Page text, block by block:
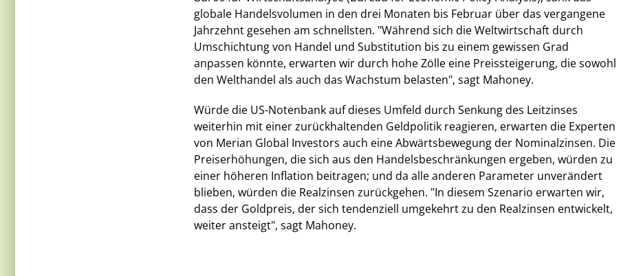
globale Handelsvolumen in den drei Monaten bis Februar über das vergangene
Jahrzehnt gesehen am schnellsten. "Während sich die Weltwirtschaft durch
Umschichtung von Handel und Substitution bis zu einem gewissen Grad
anpassen könnte, erwarten wir durch hohe Zölle eine Preissteigerung, die sowohl
den Welthandel als auch das Wachstum belasten", sagt Mahoney.
Würde die US-Notenbank auf dieses Umfeld durch Senkung des Leitzinses
weiterhin mit einer zurückhaltenden Geldpolitik reagieren, erwarten die Experten
von Merian Global Investors auch eine Abwärtsbewegung der Nominalzinsen. Die
Preiserhöhungen, die sich aus den Handelsbeschränkungen ergeben, würden zu
einer höheren Inflation beitragen; und da alle anderen Parameter unverändert
blieben, würden die Realzinsen zurückgehen. "In diesem Szenario erwarten wir,
dass der Goldpreis, der sich tendenziell umgekehrt zu den Realzinsen entwickelt,
weiter ansteigt", sagt Mahoney.